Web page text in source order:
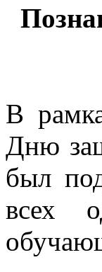
В
Дню
был
всех